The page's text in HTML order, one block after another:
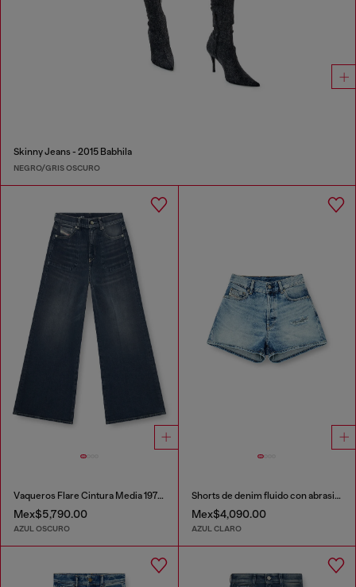
Skinny Jeans - 2015 Babhila
NEGRO/GRIS OSCURO
Vaqueros Flare Cintura Media 1978 D-Akemi
Mex$5,790.00
AZUL OSCURO
Shorts de denim fluido con abrasiones
Mex$4,090.00
AZUL CLARO